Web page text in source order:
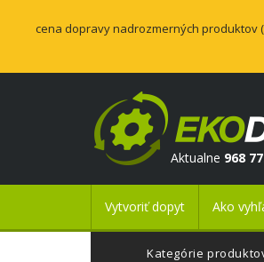
cena dopravy nadrozmerných produktov
Aktualne 968
Vytvoriť dopyt Ako
Kategórie